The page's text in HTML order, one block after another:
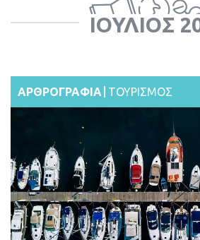
ΙΟΎΛΙΟΣ
ΑΡΘΡΟΓΡΑΦΙΑ ΤΟΥΡΙΣΜΟΣ